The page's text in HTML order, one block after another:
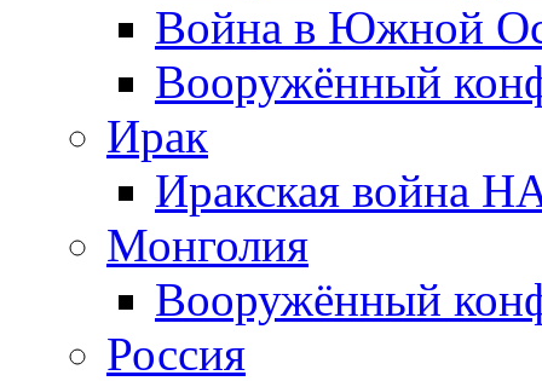
Война в Южной
Вооружённый
Ирак
Иракская война
Монголия
Вооружённый
Россия